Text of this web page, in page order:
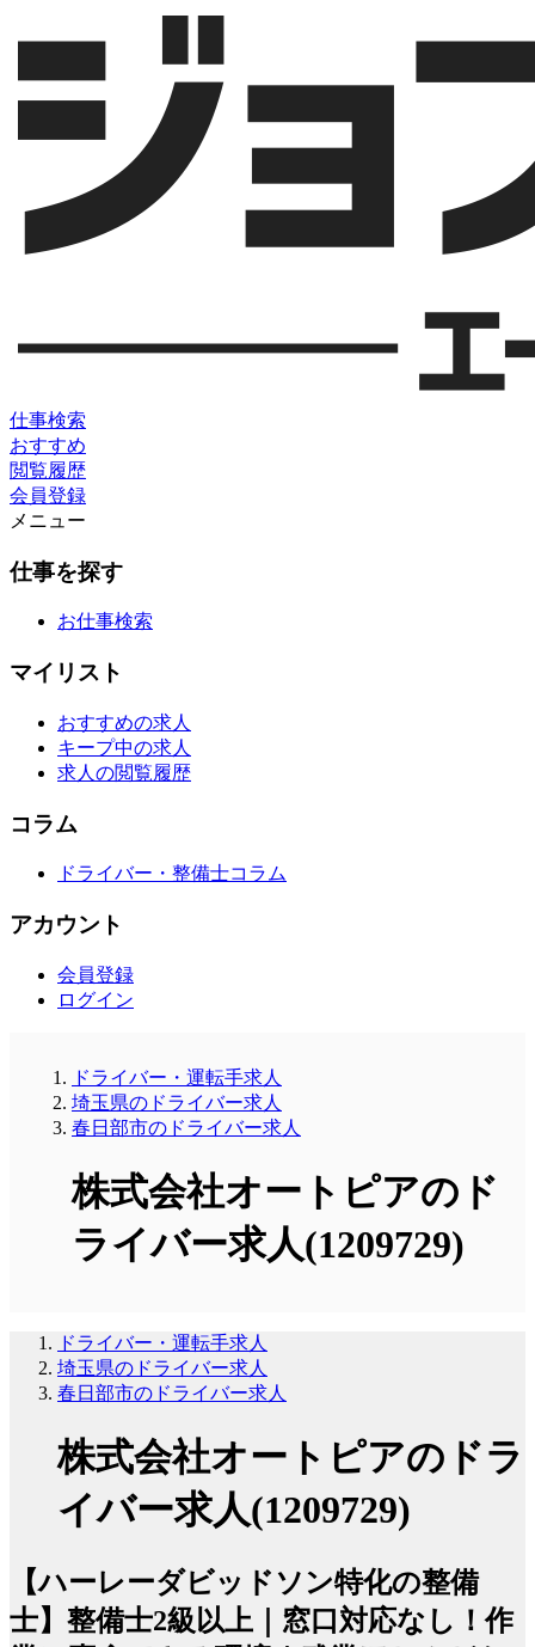
仕事検索
おすすめ
閲覧履歴
会員登録
メニュー
仕事を探す
お仕事検索
マイリスト
おすすめの求人
キープ中の求人
求人の閲覧履歴
コラム
ドライバー・整備士コラム
アカウント
会員登録
ログイン
ドライバー・運転手求人
埼玉県のドライバー求人
春日部市のドライバー求人
株式会社オートピアのド
ライバー求人(1209729)
ドライバー・運転手求人
埼玉県のドライバー求人
春日部市のドライバー求人
株式会社オートピアのドラ
イバー求人(1209729)
【ハーレーダビッドソン特化の整備
士】整備士2級以上｜窓口対応なし！作